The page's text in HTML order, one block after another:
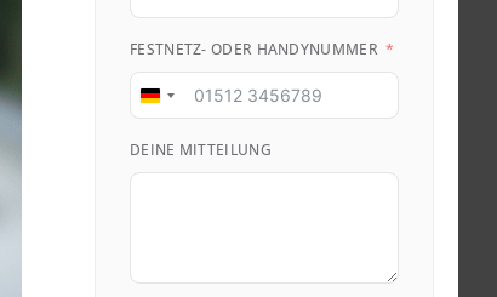
FESTNETZ- ODER HANDYNUMMER
Germany
DEINE MITTEILUNG